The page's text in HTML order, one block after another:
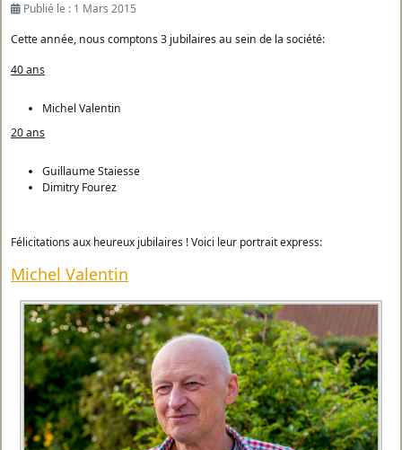
Publié le : 1 Mars 2015
Cette année, nous comptons 3 jubilaires au sein de la société:
40 ans
Michel Valentin
20 ans
Guillaume Staiesse
Dimitry Fourez
Félicitations aux heureux jubilaires ! Voici leur portrait express:
Michel Valentin